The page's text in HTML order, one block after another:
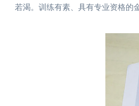
若渴。训练有素、具有专业资格的